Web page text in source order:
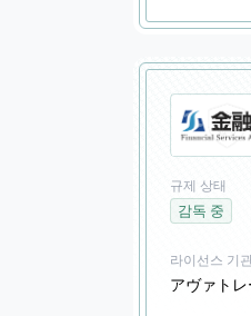
규제 상태
감독 중
라이선스 기
アヴァト